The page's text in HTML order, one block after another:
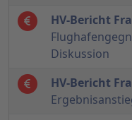
HV-Bericht
Diskussion
HV-Bericht